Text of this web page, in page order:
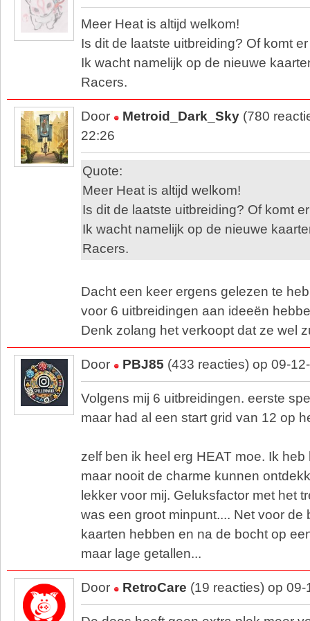
Meer Heat is altijd welkom!
Is dit de laatste uitbreiding? Of komt
Ik wacht namelijk op de nieuwe
Racers.
Door Metroid_Dark_Sky (780
22:26
Quote:
Meer Heat is altijd welkom!
Is dit de laatste uitbreiding? Of komt
Ik wacht namelijk op de nieuwe
Racers.
Dacht een keer ergens gelezen te
voor 6 uitbreidingen aan ideeën
Denk zolang het verkoopt dat ze wel
Door PBJ85 (433 reacties) op 09-
Volgens mij 6 uitbreidingen. eerste
maar had al een start grid van 12 op
zelf ben ik heel erg HEAT moe. Ik
maar nooit de charme kunnen
lekker voor mij. Geluksfactor met het
was een groot minpunt.... Net voor de
kaarten hebben en na de bocht op
maar lage getallen...
Door RetroCare (19 reacties) op